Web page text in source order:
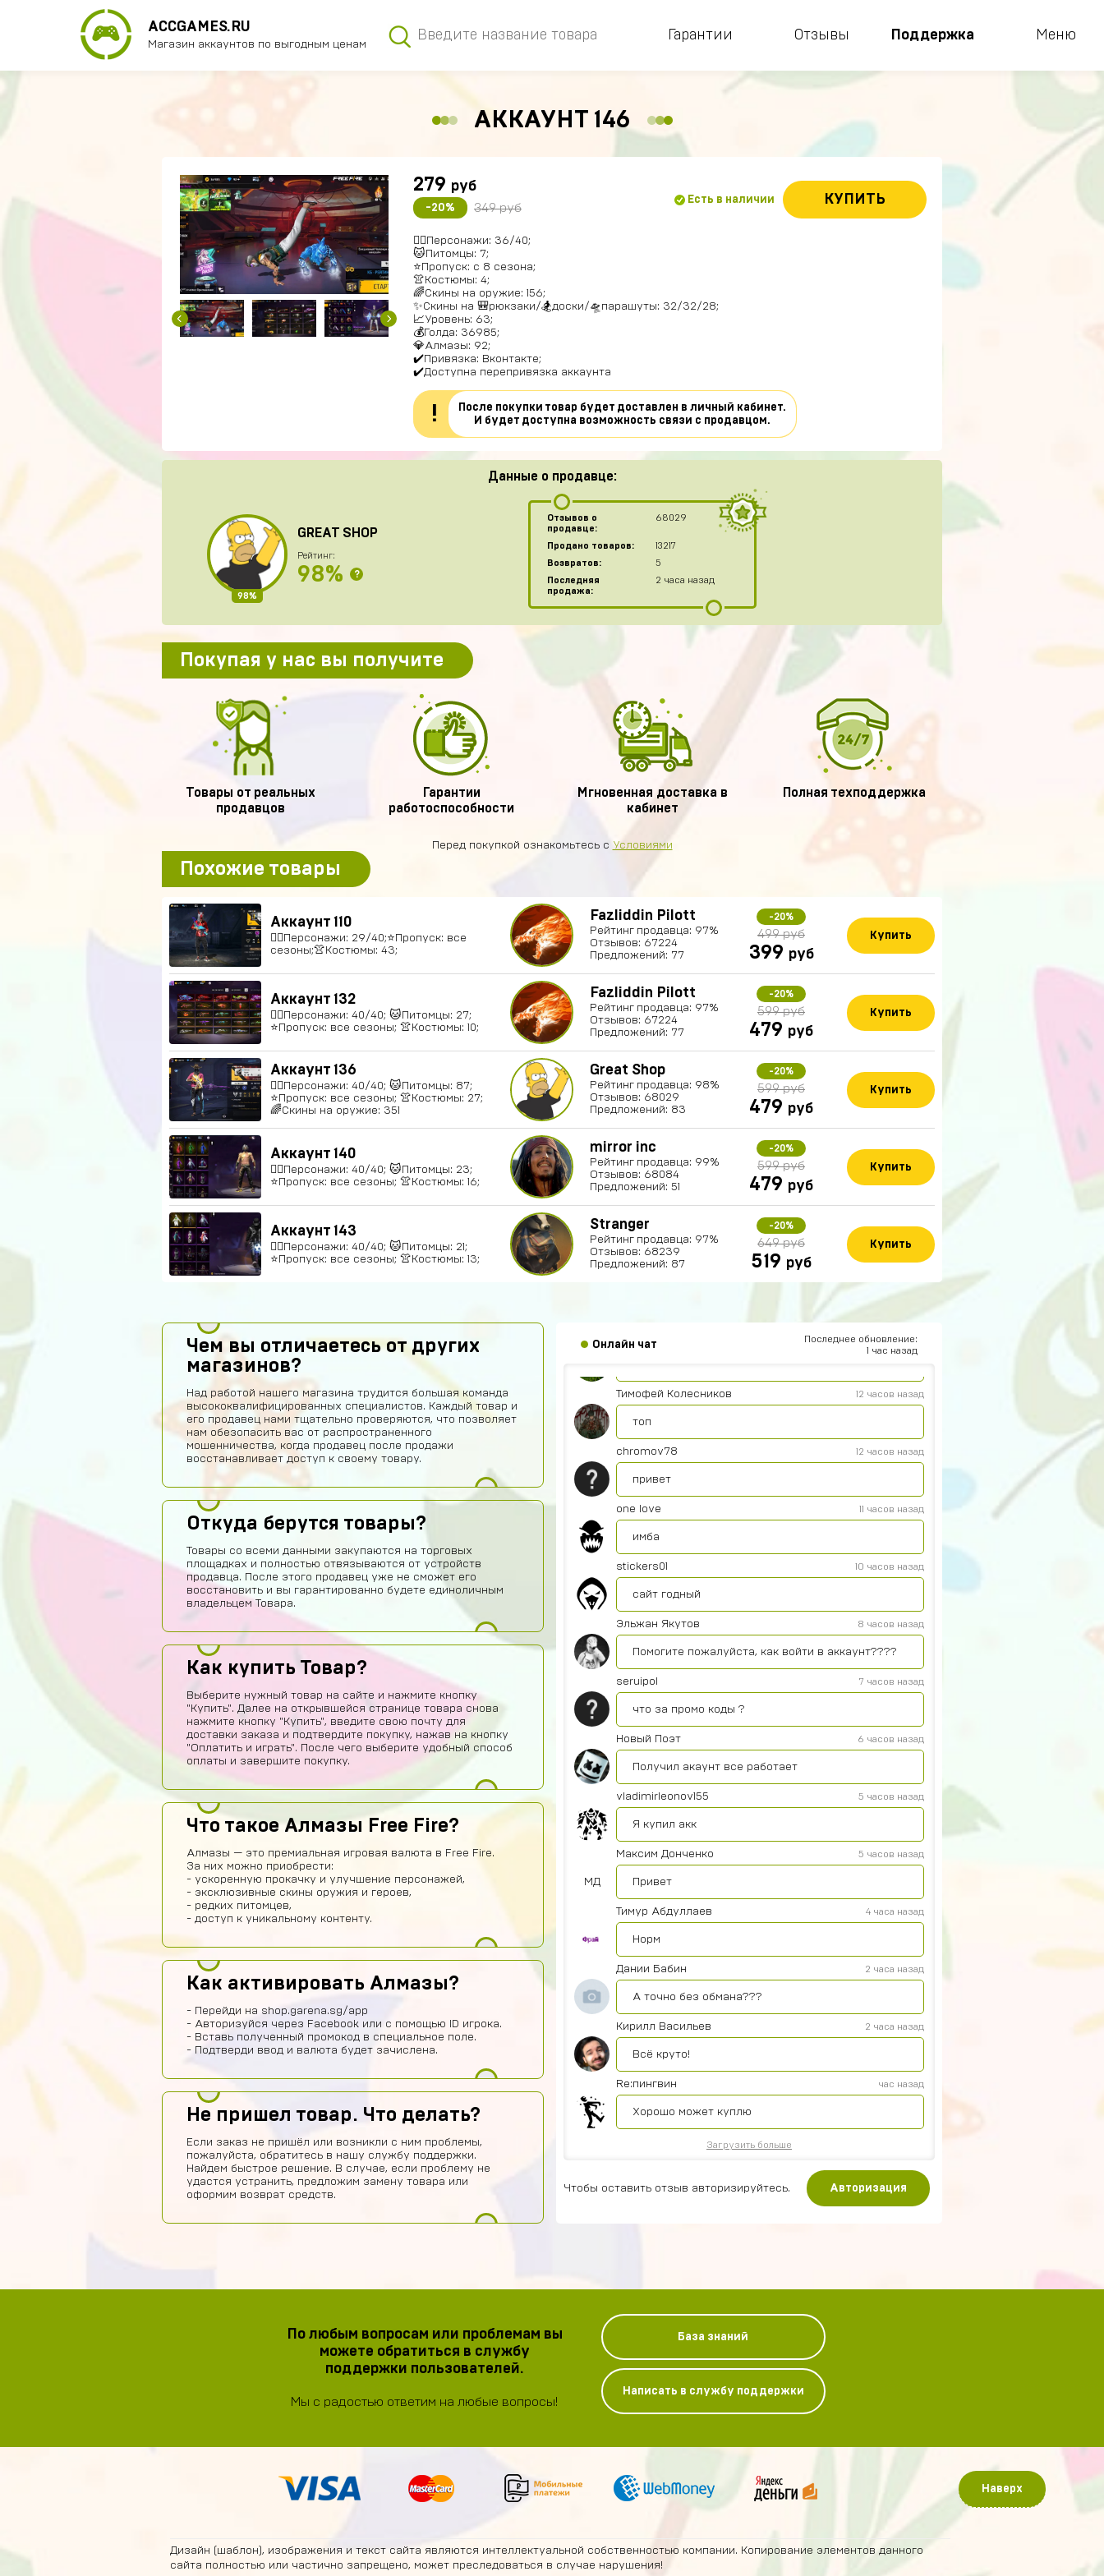
ACCGAMES.RU
Магазин аккаунтов по выгодным ценам
Гарантии Отзывы Поддержка Меню
АККАУНТ 146
279 руб
-20% 349 руб
Есть в наличии КУПИТЬ
🚶‍♂️Персонажи: 36/40;
🐱Питомцы: 7;
⭐️Пропуск: c 8 сезона;
👚Костюмы: 4;
🌈Скины на оружие: 156;
✨Скины на 🎒рюкзаки/🏂доски/🛸парашуты: 32/32/28;
📈Уровень: 63;
💰Голда: 36985;
💎Алмазы: 92;
✔️Привязка: Вконтакте;
✔️Доступна перепривязка аккаунта
!
После покупки товар будет доставлен в личный кабинет.
И будет доступна возможность связи с продавцом.
Данные о продавце:
98%
GREAT SHOP
Рейтинг:
98% ?
Отзывов о
продавце:
68029
Продано товаров:
13217
Возвратов:
5
Последняя
продажа:
2 часа назад
Покупая у нас вы получите
Товары от реальных
продавцов
Гарантии
работоспособности
Мгновенная доставка в
кабинет
Полная техподдержка
Перед покупкой ознакомьтесь с Условиями
Похожие товары
Аккаунт 110
🚶‍♂️Персонажи: 29/40;⭐️Пропуск: все
сезоны;👚Костюмы: 43;
Fazliddin Pilott
Рейтинг продавца: 97%
Отзывов: 67224
Предложений: 77
-20%
499 руб
399 руб
Купить
Аккаунт 132
🚶‍♂️Персонажи: 40/40; 🐱Питомцы: 27;
⭐️Пропуск: все сезоны; 👚Костюмы: 10;
Fazliddin Pilott
Рейтинг продавца: 97%
Отзывов: 67224
Предложений: 77
-20%
599 руб
479 руб
Купить
Аккаунт 136
🚶‍♂️Персонажи: 40/40; 🐱Питомцы: 87;
⭐️Пропуск: все сезоны; 👚Костюмы: 27;
🌈Скины на оружие: 351
Great Shop
Рейтинг продавца: 98%
Отзывов: 68029
Предложений: 83
-20%
599 руб
479 руб
Купить
Аккаунт 140
🚶‍♂️Персонажи: 40/40; 🐱Питомцы: 23;
⭐️Пропуск: все сезоны; 👚Костюмы: 16;
mirror inc
Рейтинг продавца: 99%
Отзывов: 68084
Предложений: 51
-20%
599 руб
479 руб
Купить
Аккаунт 143
🚶‍♂️Персонажи: 40/40; 🐱Питомцы: 21;
⭐️Пропуск: все сезоны; 👚Костюмы: 13;
Stranger
Рейтинг продавца: 97%
Отзывов: 68239
Предложений: 87
-20%
649 руб
519 руб
Купить
Чем вы отличаетесь от других
магазинов?
Над работой нашего магазина трудится большая команда
высококвалифицированных специалистов. Каждый товар и
его продавец нами тщательно проверяются, что позволяет
нам обезопасить вас от распространенного
мошенничества, когда продавец после продажи
восстанавливает доступ к своему товару.
Откуда берутся товары?
Товары со всеми данными закупаются на торговых
площадках и полностью отвязываются от устройств
продавца. После этого продавец уже не сможет его
восстановить и вы гарантированно будете единоличным
владельцем Товара.
Как купить Товар?
Выберите нужный товар на сайте и нажмите кнопку
"Купить". Далее на открывшейся странице товара снова
нажмите кнопку "Купить", введите свою почту для
доставки заказа и подтвердите покупку, нажав на кнопку
"Оплатить и играть". После чего выберите удобный способ
оплаты и завершите покупку.
Что такое Алмазы Free Fire?
Алмазы — это премиальная игровая валюта в Free Fire.
За них можно приобрести:
- ускоренную прокачку и улучшение персонажей,
- эксклюзивные скины оружия и героев,
- редких питомцев,
- доступ к уникальному контенту.
Как активировать Алмазы?
- Перейди на shop.garena.sg/app
- Авторизуйся через Facebook или с помощью ID игрока.
- Вставь полученный промокод в специальное поле.
- Подтверди ввод и валюта будет зачислена.
Не пришел товар. Что делать?
Если заказ не пришёл или возникли с ним проблемы,
пожалуйста, обратитесь в нашу службу поддержки.
Найдем быстрое решение. В случае, если проблему не
удастся устранить, предложим замену товара или
оформим возврат средств.
Онлайн чат
Последнее обновление:
1 час назад
Геннадий Быков
сайт топ рили ребят все работает не бойтесь
Yaroslav Bulavintcev 14 часов назад
Тимофей Колесников 12 часов назад
топ
chromov78 12 часов назад
привет
one love 11 часов назад
имба
stickers01 10 часов назад
сайт годный
Эльжан Якутов 8 часов назад
Помогите пожалуйста, как войти в аккаунт????
seruipol 7 часов назад
что за промо коды ?
Новый Поэт 6 часов назад
Получил акаунт все работает
vladimirleonov155 5 часов назад
Я купил акк
МД
Максим Донченко 5 часов назад
Привет
Тимур Абдуллаев 4 часа назад
Норм
Дании Бабин 2 часа назад
А точно без обмана???
Кирилл Васильев 2 часа назад
Всё круто!
Re:пингвин час назад
Хорошо может куплю
Загрузить больше
Чтобы оставить отзыв авторизируйтесь. Авторизация
По любым вопросам или проблемам вы
можете обратиться в службу
поддержки пользователей.
Мы с радостью ответим на любые вопросы!
База знаний
Написать в службу поддержки
Наверх
Дизайн (шаблон), изображения и текст сайта являются интеллектуальной собственностью компании. Копирование элементов данного
сайта полностью или частично запрещено, может преследоваться в случае нарушения!